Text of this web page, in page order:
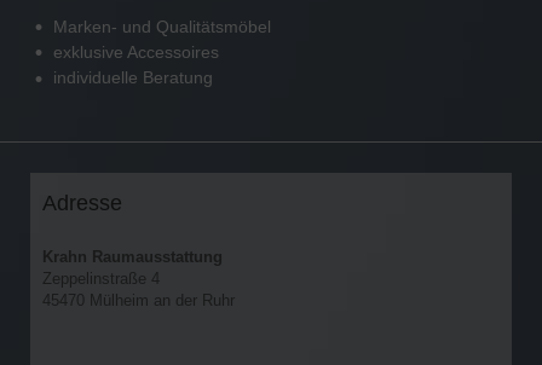
Marken- und Qualitätsmöbel
exklusive Accessoires
individuelle Beratung
Adresse
Krahn Raumausstattung
Zeppelinstraße 4
45470 Mülheim an der Ruhr